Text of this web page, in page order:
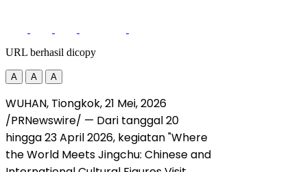
URL berhasil dicopy
A A A
WUHAN, Tiongkok,21 Mei, 2026
/PRNewswire/ — Dari tanggal 20
hingga 23 April 2026, kegiatan "Where
the World Meets Jingchu: Chinese and